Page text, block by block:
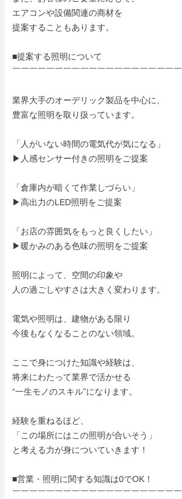
エアコンや設備関連の商材を
提案することもあります。
■提案する照明について
￣￣￣￣￣￣￣￣￣￣￣￣￣￣￣￣￣￣￣￣
業界大手のオーデリック製品を中心に、
豊富な照明を取り扱っています。
「人がいない時間の電気代が気になる」
▶人感センサー付きの照明をご提案
「倉庫内が暗くて作業しづらい」
▶高出力のLED照明をご提案
「お店の雰囲気をもっと良くしたい」
▶暖かみのある色味の照明をご提案
照明によって、空間の印象や
人の過ごしやすさは大きく変わります。
電気や照明は、建物がある限り
今後もなくなることのない領域。
ここで身につけた知識や経験は、
将来にわたって業界で活かせる
“一生モノのスキル”になります。
経験を重ねるほど、
「この場所にはこの照明が合いそう」
と考える力が身についていきます！
■営業・照明に関する知識は0でOK！
￣￣￣￣￣￣￣￣￣￣￣￣￣￣￣￣￣￣￣￣